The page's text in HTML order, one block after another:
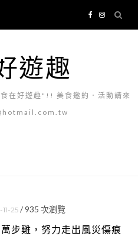
遊趣
在好遊趣"!! 美食邀約．活動請來
25 /935 次瀏覽
步雞，努力走出風災傷痕